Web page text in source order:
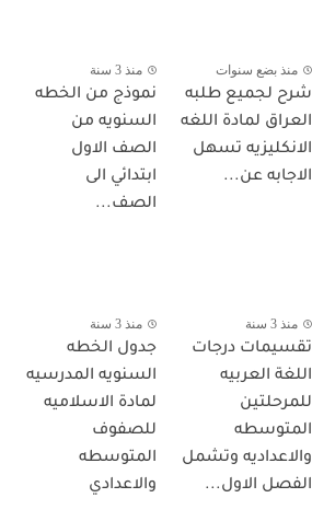
منذ بضع سنوات
شرح لجميع طلبه
العراق لمادة اللغه
الانكليزيه تسهل
الاجابه عن...
منذ 3 سنة
نموذج من الخطه
السنويه من
الصف الاول
ابتدائي الى
الصف...
منذ 3 سنة
تقسيمات درجات
اللغة العربيه
للمرحلتين
المتوسطه
والاعداديه وتشمل
الفصل الاول...
منذ 3 سنة
جدول الخطه
السنويه المدرسيه
لمادة الاسلاميه
للصفوف
المتوسطه
والاعدادي